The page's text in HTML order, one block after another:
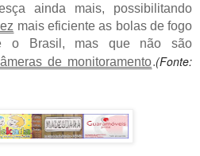
ainda mais, possibilitando
mais eficiente as bolas de fogo
o Brasil, mas que não são
de monitoramento.(Fonte: